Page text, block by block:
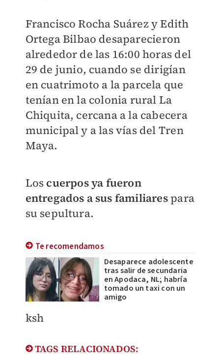
Francisco Rocha Suárez y Edith
Ortega Bilbao desaparecieron
alrededor de las 16:00 horas del
29 de junio, cuando se dirigían
en cuatrimoto a la parcela que
tenían en la colonia rural La
Chiquita, cercana a la cabecera
municipal y a las vías del Tren
Maya.
Los cuerpos ya fueron
entregados a sus familiarespara
su sepultura.
Te recomendamos
Desaparece adolescente
tras salir de secundaria
en Apodaca, NL; habría
tomado un taxi con un
amigo
ksh
TAGS RELACIONADOS: